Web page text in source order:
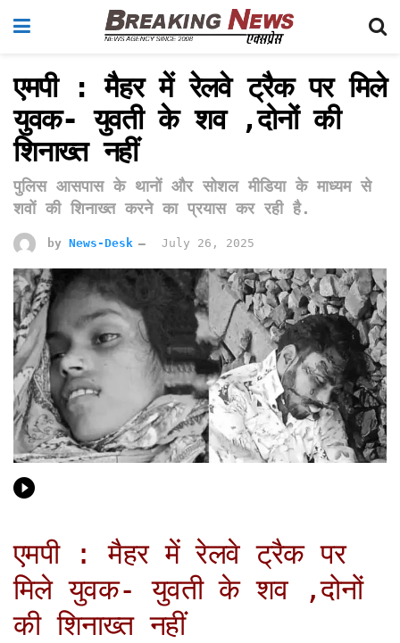
एमपी : मैहर में रेलवे ट्रैक पर मिले
युवक- युवती के शव ,दोनों की
शिनाख्त नहीं
पुलिस आसपास के थानों और सोशल मीडिया के माध्यम से
शवों की शिनाख्त करने का प्रयास कर रही है.
by News-Desk July 26, 2025
एमपी : मैहर में रेलवे ट्रैक पर
मिले युवक- युवती के शव ,दोनों
की शिनाख्त नहीं